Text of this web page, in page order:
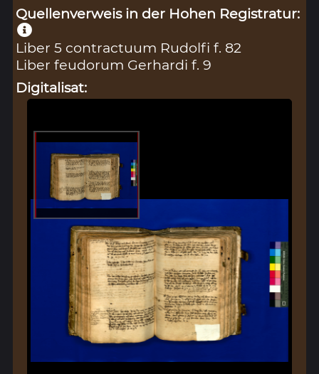
Quellenverweis in der Hohen Registratur:
Liber 5 contractuum Rudolfi f. 82
Liber feudorum Gerhardi f. 9
Digitalisat: